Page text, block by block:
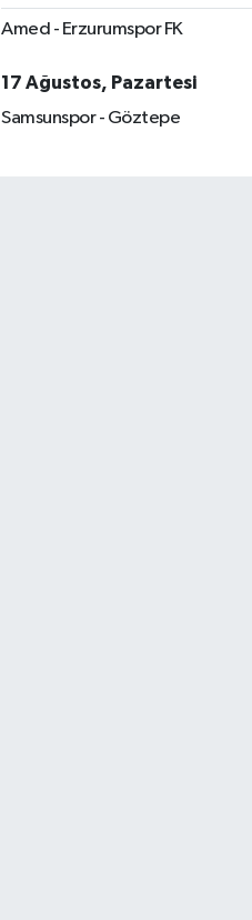
Amed - Erzurumspor FK
17 Ağustos, Pazartesi
Samsunspor - Göztepe